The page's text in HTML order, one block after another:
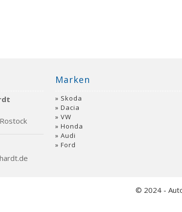
Marken
Skoda
Dacia
VW
Honda
Audi
Ford
© 2024 -